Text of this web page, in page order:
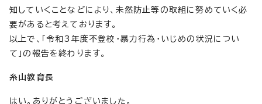
知していくことなどにより、未然防止等の取組に努めていく必
要があると考えております。
以上で、「令和3年度不登校・暴力行為・いじめの状況につい
て」の報告を終わります。
糸山教育長
はい。ありがとうございました。